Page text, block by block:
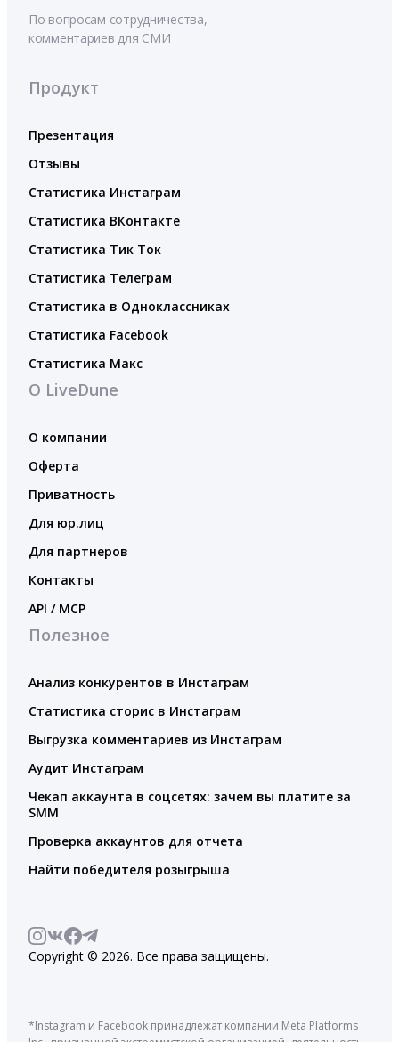
По вопросам сотрудничества,
комментариев для СМИ
Продукт
Презентация
Отзывы
Статистика Инстаграм
Статистика ВКонтакте
Статистика Тик Ток
Статистика Телеграм
Статистика в Одноклассниках
Статистика Facebook
Статистика Макс
О LiveDune
О компании
Оферта
Приватность
Для юр.лиц
Для партнеров
Контакты
API / MCP
Полезное
Анализ конкурентов в Инстаграм
Статистика сторис в Инстаграм
Выгрузка комментариев из Инстаграм
Аудит Инстаграм
Чекап аккаунта в соцсетях: зачем вы платите за
SMM
Проверка аккаунтов для отчета
Найти победителя розыгрыша
Copyright © 2026. Все права защищены.
*Instagram и Facebook принадлежат компании Meta Platforms